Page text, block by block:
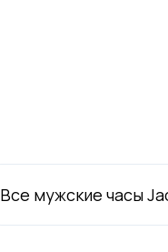
Все мужские часы